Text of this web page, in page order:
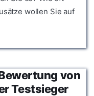
wollen Sie auf
von
Testsieger